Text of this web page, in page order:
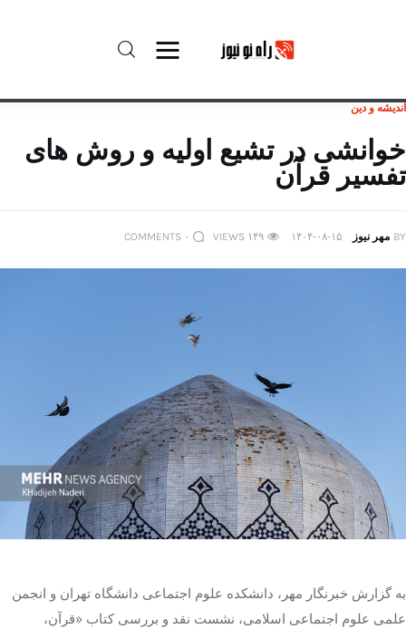
درباره راه‌ نو نیوز
حفظ حریم شخصی
آوین دیلی
تک کده
پایگاه خبری آبان
خرید موتور ایمپلنت
اندیشه و دین
خوانشی در تشیع اولیه و روش های
تفسیر قرآن
BY مهر نیوز ۱۴۰۴-۰۸-۱۵ ۱۴۹ VIEWS ۰ COMMENTS
به گزارش خبرنگار مهر، دانشکده علوم اجتماعی دانشگاه تهران و انجمن
علمی علوم اجتماعی اسلامی، نشست نقد و بررسی کتاب «قرآن،